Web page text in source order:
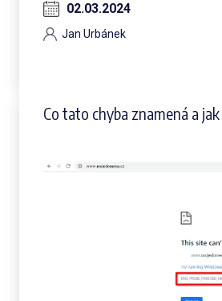
02.03.2024
Jan Urbánek
Co tato chyba znamená a